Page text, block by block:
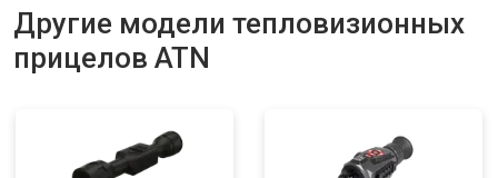
Другие модели тепловизионных
прицелов ATN